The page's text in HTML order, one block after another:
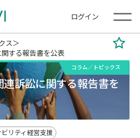
ログイン
ス
する報告書を公表
コラム／トピックス
連訴訟に関する報告書を
リティ経営支援